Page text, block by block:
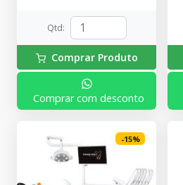
Qtd:
Comprar Produto
Comprar com desconto
-15%